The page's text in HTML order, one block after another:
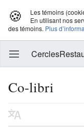
🍪
Les témoins
En utilisant nos
des témoins. Plus
Co-libri